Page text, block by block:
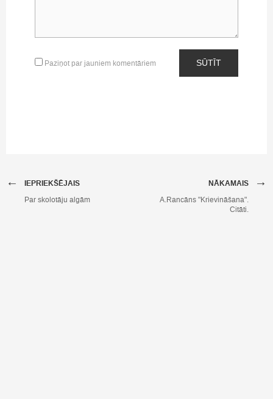
Paziņot par jauniem komentāriem SŪTĪT
IEPRIEKŠĒJAIS
←
Par skolotāju algām
NĀKAMAIS →
A.Rancāns "Krievināšana".
Citāti.